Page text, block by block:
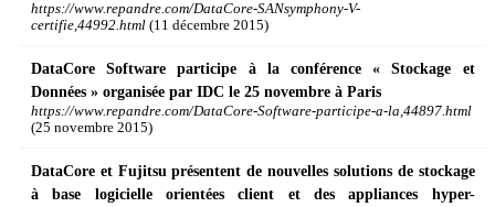
https://www.repandre.com/DataCore-SANsymphony-V-
certifie,44992.html (11 décembre 2015)
DataCore Software participe à la conférence « Stockage et
Données » organisée par IDC le 25 novembre à Paris
https://www.repandre.com/DataCore-Software-participe-a-la,44897.html
(25 novembre 2015)
DataCore et Fujitsu présentent de nouvelles solutions de stockage
à base logicielle orientées client et des appliances hyper-